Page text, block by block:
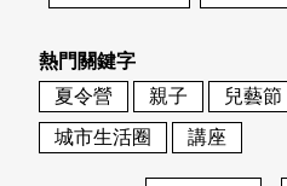
地圖搜尋
關於我們
刊物索取地點
會員基本資料
刊登活動
網站導覽
日本語
熱門關鍵字
夏令營
親子 兒藝節
城市生活圈
講座